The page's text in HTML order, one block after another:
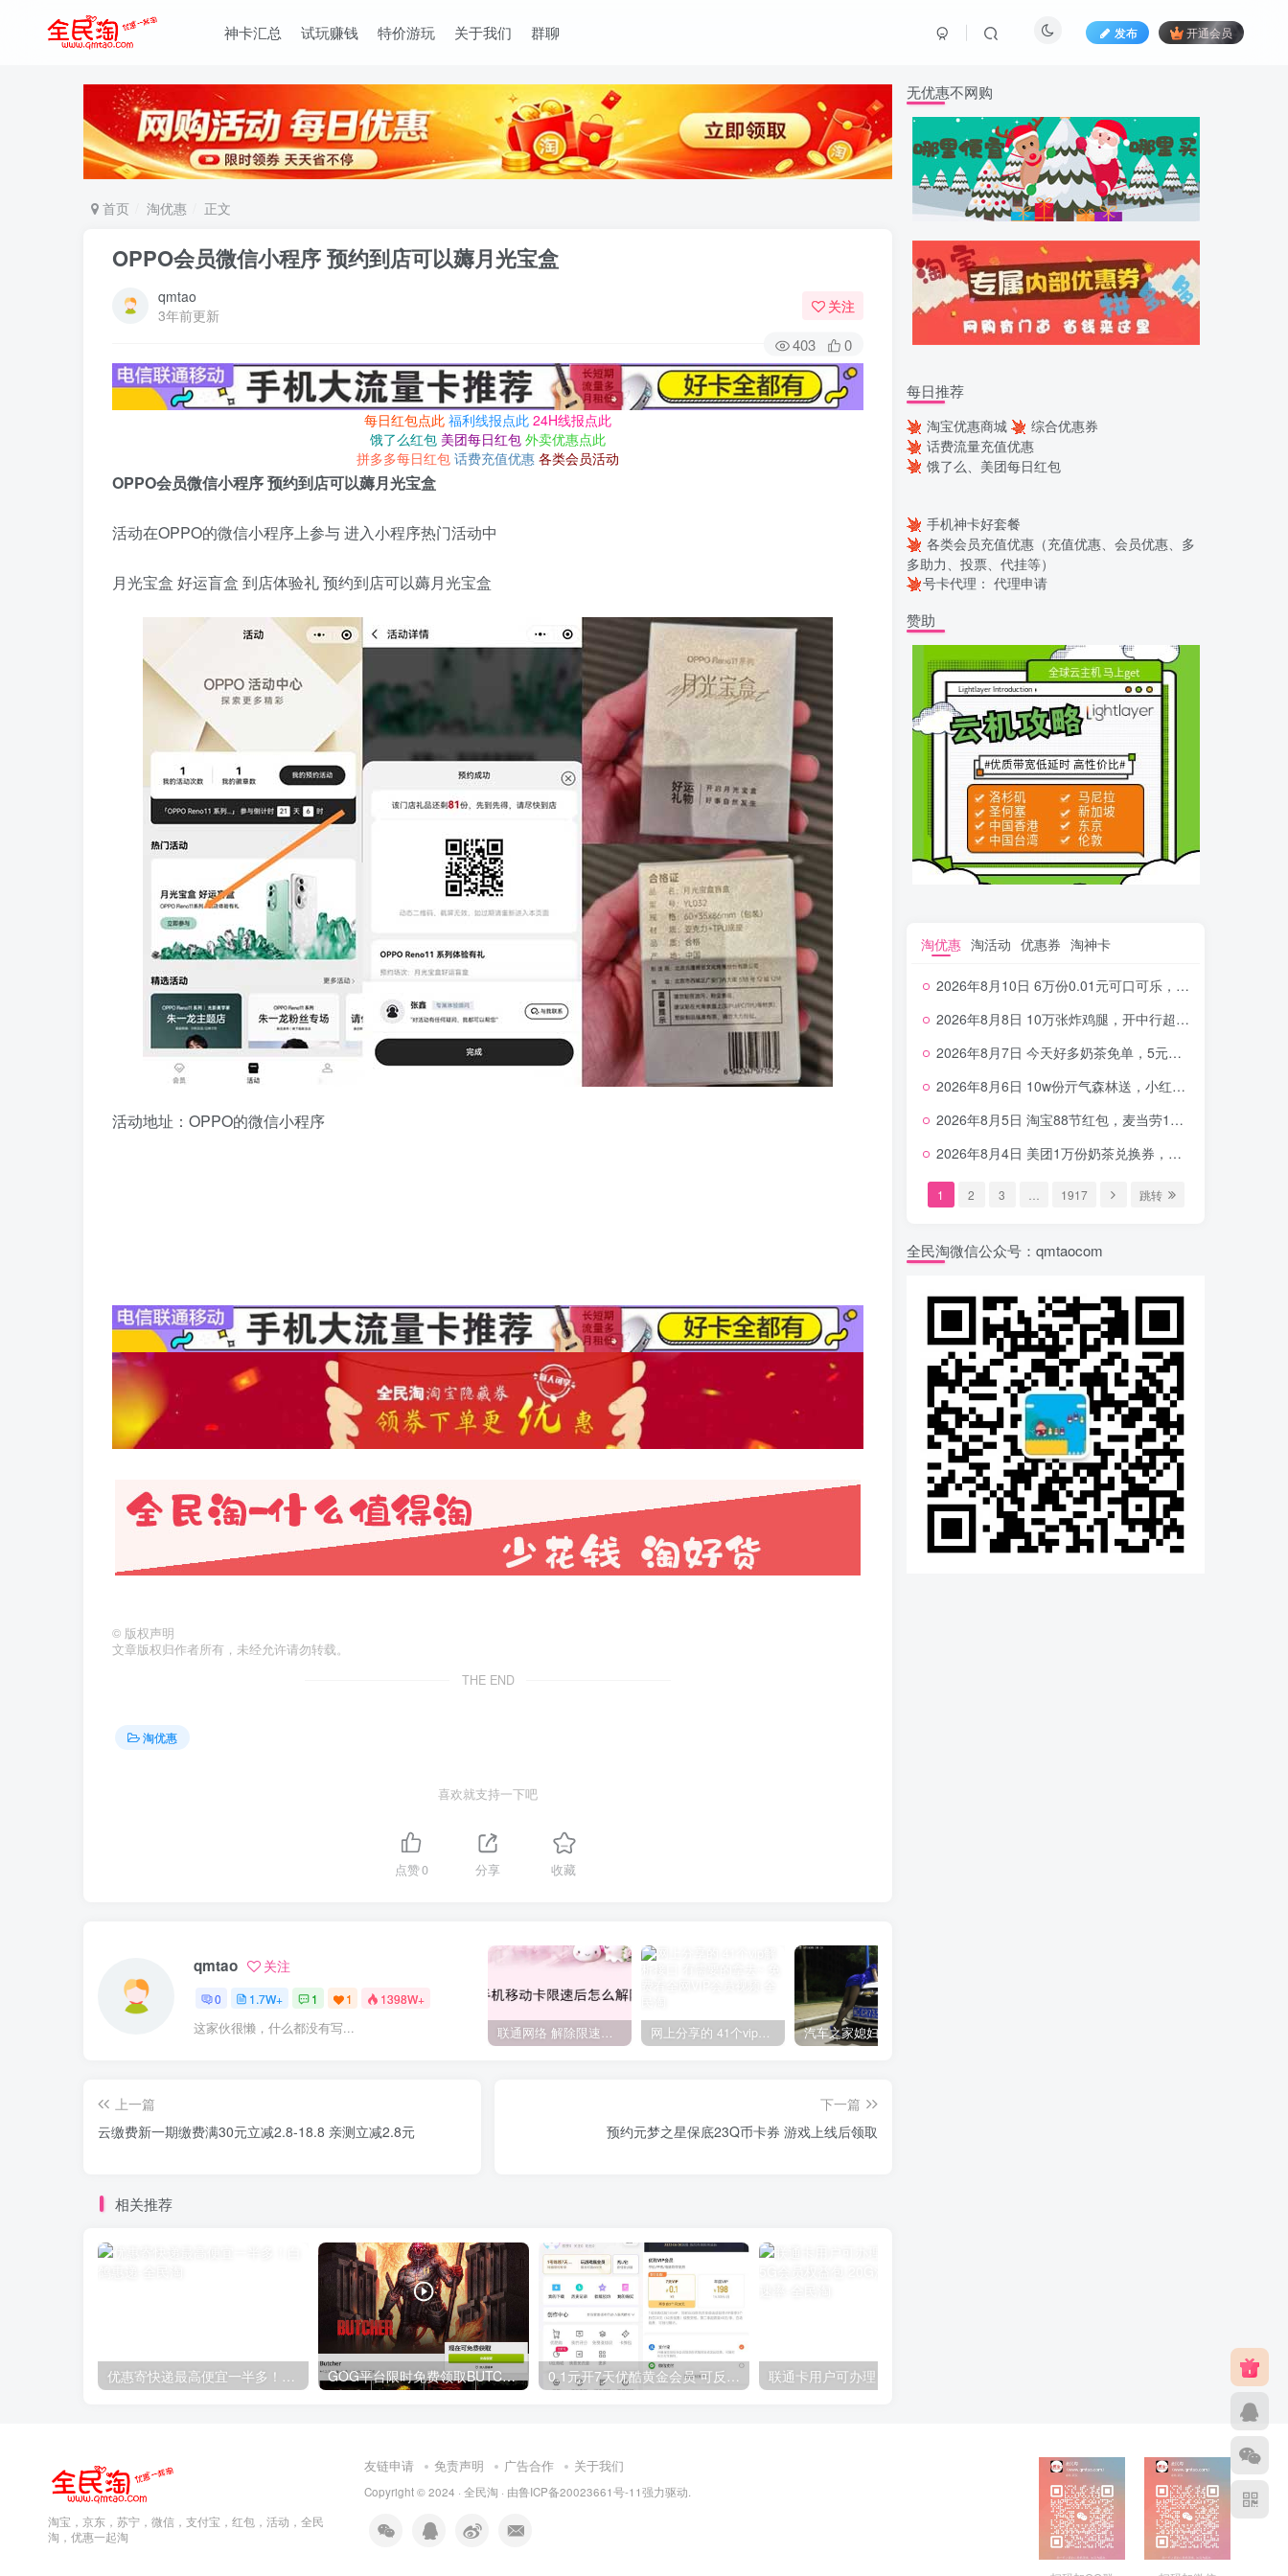
神卡汇总 试玩赚钱 特价游玩 关于我们 群聊 发布 开通会员
首页 淘优惠 正文
OPPO会员微信小程序 预约到店可以薅月光宝盒
qmtao
3年前更新
关注
403 0
每日红包点此 福利线报点此 24H线报点此
饿了么红包 美团每日红包 外卖优惠点此
拼多多每日红包 话费充值优惠 各类会员活动
OPPO会员微信小程序 预约到店可以薅月光宝盒
活动在OPPO的微信小程序上参与 进入小程序热门活动中
月光宝盒 好运盲盒 到店体验礼 预约到店可以薅月光宝盒
活动地址：OPPO的微信小程序
© 版权声明
文章版权归作者所有，未经允许请勿转载。
THE END
淘优惠
喜欢就支持一下吧
点赞0 分享 收藏
qmtao 关注
0 1.7W+ 1 1 1398W+
这家伙很懒，什么都没有写... 联通网络 解除限速方法参考！畅享、畅玩、老白干等及其它地区自测了 网上分享的 41个vip解析接口 有需要的拿去~ 免费看全网VIP会员视频
上一篇
云缴费新一期缴费满30元立减2.8-18.8 亲测立减2.8元
下一篇
预约元梦之星保底23Q币卡券 游戏上线后领取
相关推荐
优惠寄快递最高便宜一半多！白鸽惠递 GOG平台限时免费领取BUTCHER（屠夫） 0.1元开7天优酷黄金会员 可反复开通需要关闭自动续费
无优惠不网购
每日推荐
淘宝优惠商城
综合优惠券
话费流量充值优惠
饿了么、美团每日红包
手机神卡好套餐
各类会员充值优惠（充值优惠、会员优惠、多
多助力、投票、代挂等）
号卡代理： 代理申请
赞助
淘优惠 淘活动 优惠券 淘神卡
2026年8月10日 6万份0.01元可口可乐，每天1分钱喝古茗连续4天，浦发抽一元喝奶茶等
2026年8月8日 10万张炸鸡腿，开中行超给利，美团奶茶0.01，加油券，千问1.8~18.8体验金等
2026年8月7日 今天好多奶茶免单，5元农行省钱卡，京东抢0.01沪上，邮储5.88元等
2026年8月6日 10w份亓气森林送，小红书12元无门槛，中行电费30-10，0元柠檬水+0撸汉堡等
2026年8月5日 淘宝88节红包，麦当劳150万份柠檬水，三万份瑞幸免单，霸王9万份0.01券等
2026年8月4日 美团1万份奶茶兑换券，农行5E卡，中行支付超给利，美团领18个冰激凌，小米每天领2-6元等等
1 2 3 1917 跳转
全民淘微信公众号：qmtaocom
淘宝，京东，苏宁，微信，支付宝，红包，活动，全民
淘，优惠一起淘
友链申请 免责声明 广告合作 关于我们
Copyright © 2024 · 全民淘 · 由鲁ICP备20023661号-11强力驱动.